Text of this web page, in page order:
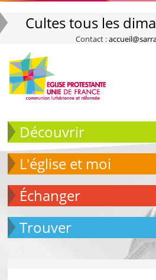
Cultes tous les
Contact :
Découvrir
L'église et moi
échanger
Trouver